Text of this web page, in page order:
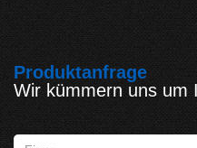
Produktanfrage
Wir kümmern uns um